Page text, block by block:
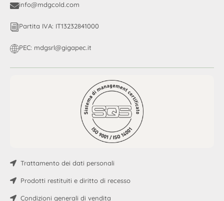
info@mdgcold.com
Partita IVA: IT13232841000
PEC: mdgsrl@gigapec.it
Trattamento dei dati personali
Prodotti restituiti e diritto di recesso
Condizioni generali di vendita